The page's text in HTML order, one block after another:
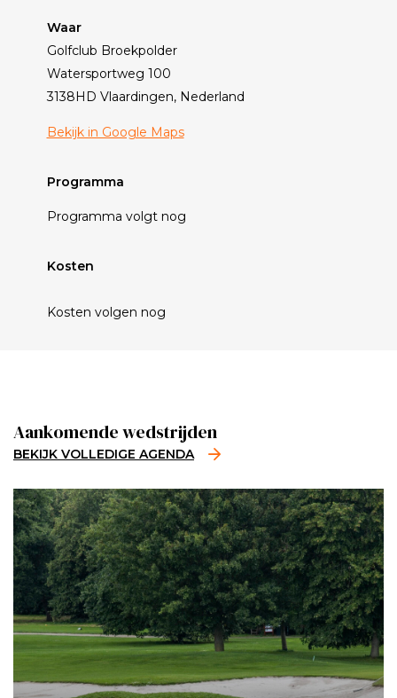
Waar
Golfclub Broekpolder
Watersportweg 100
3138HD Vlaardingen, Nederland
Bekijk in Google Maps
Programma
Programma volgt nog
Kosten
Kosten volgen nog
Aankomende wedstrijden
BEKIJK VOLLEDIGE AGENDA